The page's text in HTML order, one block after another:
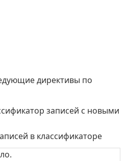
директивы по
записей с новыми
в классификаторе